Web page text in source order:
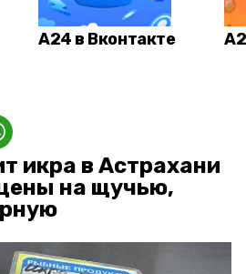
А24 в Вконтакте
икра в Астрахани
на щучью,